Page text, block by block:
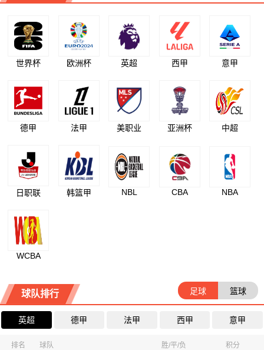
世界杯 欧洲杯 英超 西甲 意甲
德甲 法甲 美职业 亚洲杯 中超
日职联 韩篮甲 NBL CBA NBA
WCBA
球队排行 足球 篮球
英超 德甲 法甲 西甲 意甲
排名 球队 胜/平/负 积分